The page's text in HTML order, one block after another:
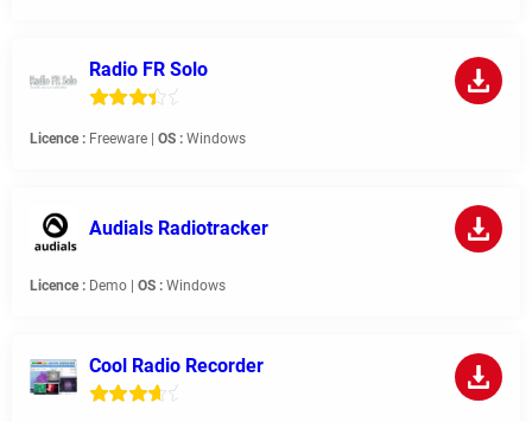
Radio FR Solo
Licence : Freeware | OS : Windows
Audials Radiotracker
Licence : Demo | OS : Windows
Cool Radio Recorder